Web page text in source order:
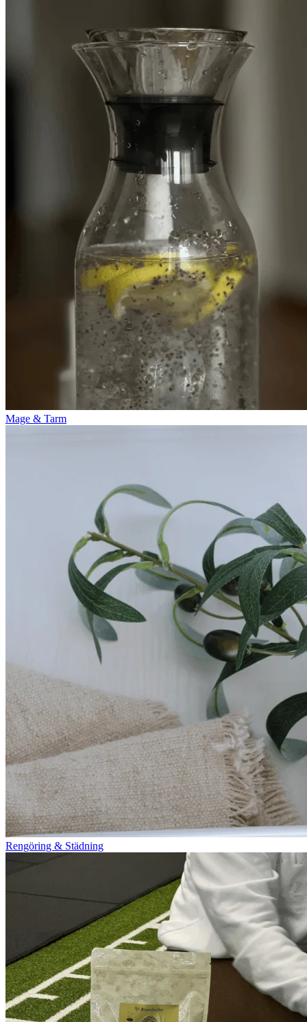
Mage & Tarm
Rengöring & Städning